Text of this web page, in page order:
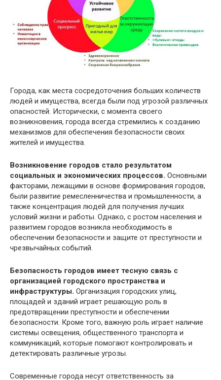
Города, как места сосредоточения больших количеств
людей и имущества, всегда были под угрозой различных
опасностей. Исторически, с момента своего
возникновения, города всегда стремились к созданию
механизмов для обеспечения безопасности своих
жителей и имущества.
Возникновение городов стало результатом
социальных и экономических процессов. Основными
факторами, лежащими в основе формирования городов,
были развитие ремесленничества и промышленности, а
также концентрация людей для получения лучших
условий жизни и работы. Однако, с ростом населения и
развитием городов возникла необходимость в
обеспечении безопасности и защите от преступности и
чрезвычайных событий.
Безопасность городов имеет тесную связь с
организацией городского пространства и
инфраструктуры. Организация городских улиц,
площадей и зданий играет решающую роль в
предотвращении преступности и обеспечении
безопасности. Кроме того, важную роль играет наличие
системы освещения, общественного транспорта и
коммуникаций, которые помогают контролировать и
детектировать различные угрозы.
Современные города несут ответственность за